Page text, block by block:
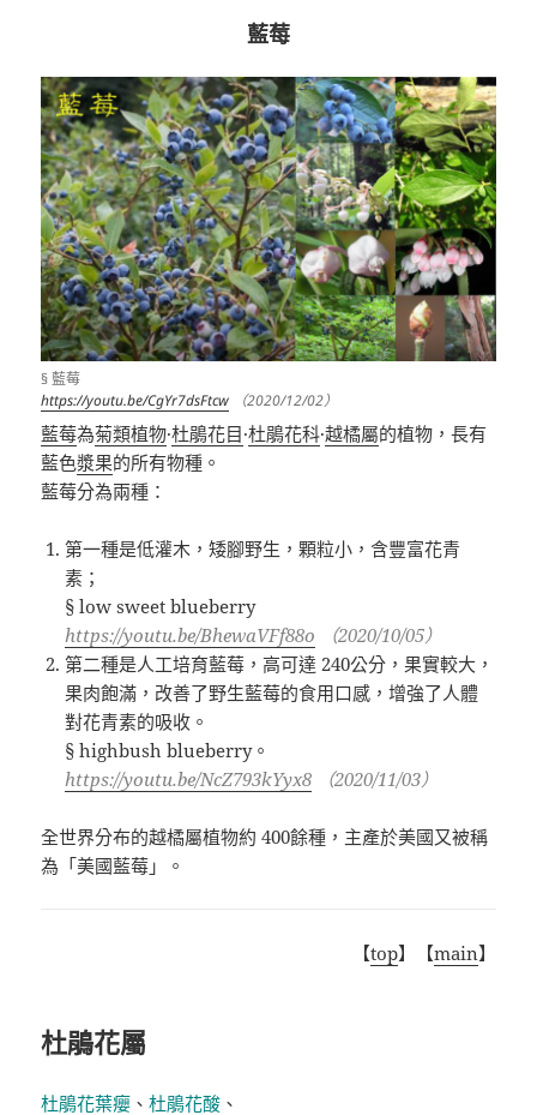
藍莓
§ 藍莓
https://youtu.be/CgYr7dsFtcw （2020/12/02）
藍莓為菊類植物·杜鵑花目·杜鵑花科·越橘屬的植物，長有
藍色漿果的所有物種。
藍莓分為兩種：
第一種是低灌木，矮腳野生，顆粒小，含豐富花青
素；
§ low sweet blueberry
https://youtu.be/BhewaVFf88o （2020/10/05）
第二種是人工培育藍莓，高可達 240公分，果實較大，
果肉飽滿，改善了野生藍莓的食用口感，增強了人體
對花青素的吸收。
§ highbush blueberry。
https://youtu.be/NcZ793kYyx8 （2020/11/03）
全世界分布的越橘屬植物約 400餘種，主產於美國又被稱
為「美國藍莓」。
【top】【main】
杜鵑花屬
杜鵑花葉癭 、杜鵑花酸 、